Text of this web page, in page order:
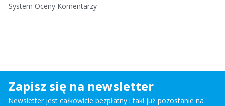
System Oceny Komentarzy
Zapisz się na newsletter
Newsletter jest całkowicie bezpłatny i taki już pozostanie na